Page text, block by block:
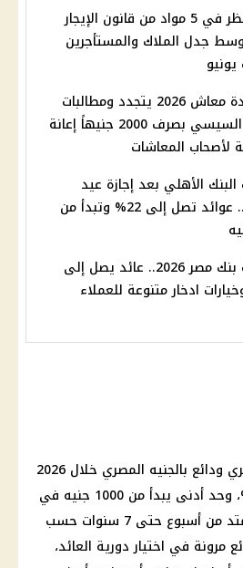
إعادة النظر في 5 مواد من قانون الإيجار
جدل الملاك والمستأجرين
جدل زيادة معاش 2026 يتجدد ومطالبات
للرئيس السيسي بصرف 2000 جنيهاً إعانة
لأصحاب المعاشات
الأهلي بعد إجازة عيد
الأضحي.. عوائد تصل إلى 22% وتبدأ من
شهادات بنك مصر 2026.. عائد يصل إلى
يطرح البنك الأهلي المصري ودائع بالجنيه المصري خلال 2026
بعوائد تصل إلى 15.50%، وحد أدنى يبدأ من 1000 جنيه في
أغلب الشرائح، مع مدد تمتد من أسبوع حتى 7 سنوات حسب
مرونة في اختيار دورية العائد،